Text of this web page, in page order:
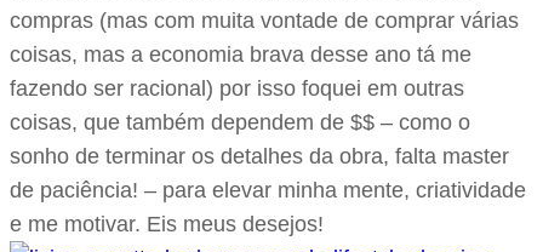
compras (mas com muita vontade de comprar várias
coisas, mas a economia brava desse ano tá me
fazendo ser racional) por isso foquei em outras
coisas, que também dependem de $$ – como o
sonho de terminar os detalhes da obra, falta master
de paciência! – para elevar minha mente, criatividade
e me motivar. Eis meus desejos!